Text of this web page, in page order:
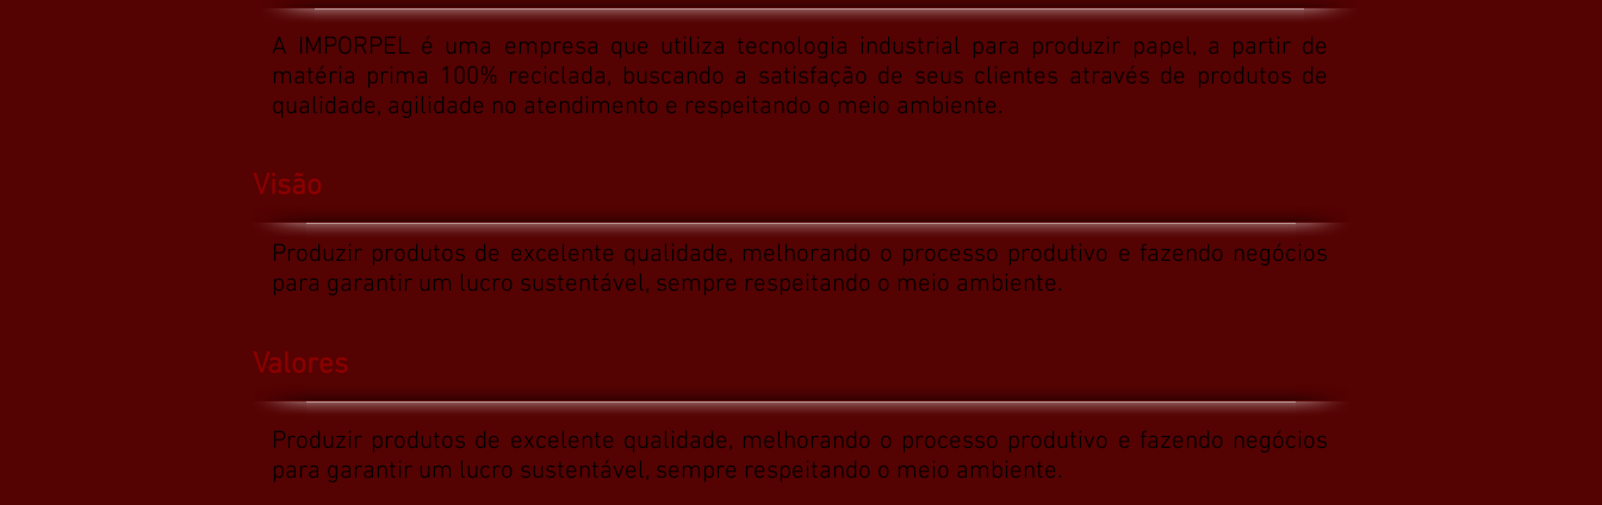
A IMPORPEL é uma empresa que utiliza tecnologia industrial para produzir papel, a partir de
matéria prima 100% reciclada, buscando a satisfação de seus clientes através de produtos de
qualidade, agilidade no atendimento e respeitando o meio ambiente.
Visão
Produzir produtos de excelente qualidade, melhorando o processo produtivo e fazendo negócios
para garantir um lucro sustentável, sempre respeitando o meio ambiente.
Valores
Produzir produtos de excelente qualidade, melhorando o processo produtivo e fazendo negócios
para garantir um lucro sustentável, sempre respeitando o meio ambiente.